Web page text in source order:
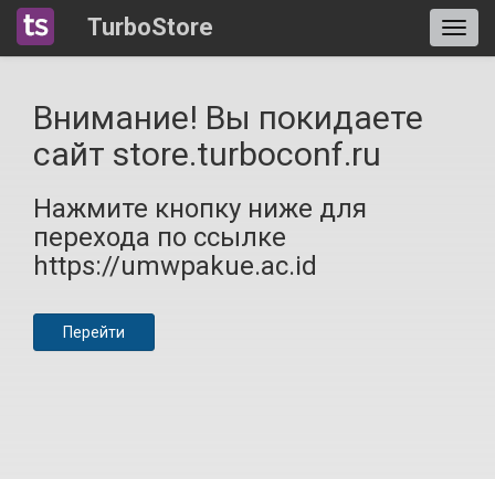
TurboStore
Внимание! Вы покидаете
сайт store.turboconf.ru
Нажмите кнопку ниже для
перехода по ссылке
https://umwpakue.ac.id
Перейти